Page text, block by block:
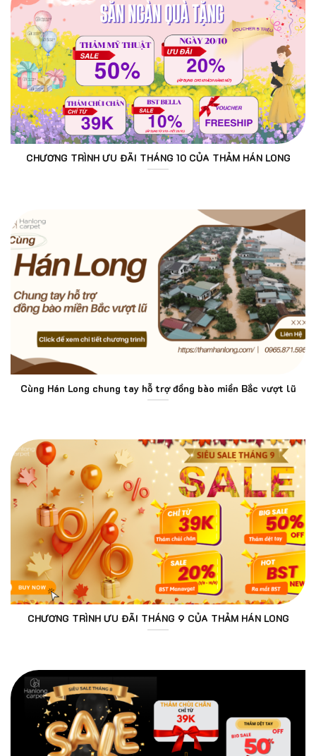
CHƯƠNG TRÌNH ƯU ĐÃI THÁNG 10 CỦA THẢM HÁN LONG
Cùng Hán Long chung tay hỗ trợ đồng bào miền Bắc vượt lũ
CHƯƠNG TRÌNH ƯU ĐÃI THÁNG 9 CỦA THẢM HÁN LONG